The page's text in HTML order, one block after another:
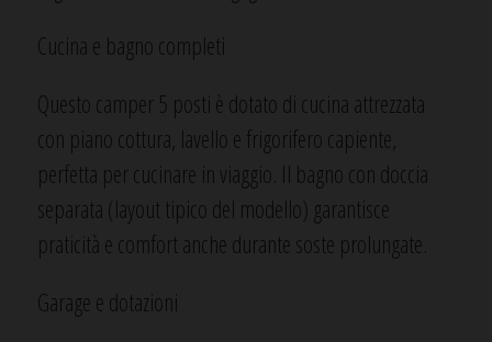
Cucina e bagno completi
Questo camper 5 posti è dotato di cucina attrezzata
con piano cottura, lavello e frigorifero capiente,
perfetta per cucinare in viaggio. Il bagno con doccia
separata (layout tipico del modello) garantisce
praticità e comfort anche durante soste prolungate.
Garage e dotazioni